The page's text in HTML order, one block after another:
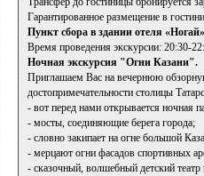
Гарантированное размещение в
Пункт сбора в здании отеля
Время проведения экскурсии: 20:30-
Ночная экскурсия "Огни Казани".
Приглашаем Вас на вечернюю
достопримечательности столицы
- вот перед нами открывается ночная
- мосты, соединяющие берега города;
- словно закипает на огне большой
- мерцают огни фасадов спортивных
- сказочный, волшебный детский